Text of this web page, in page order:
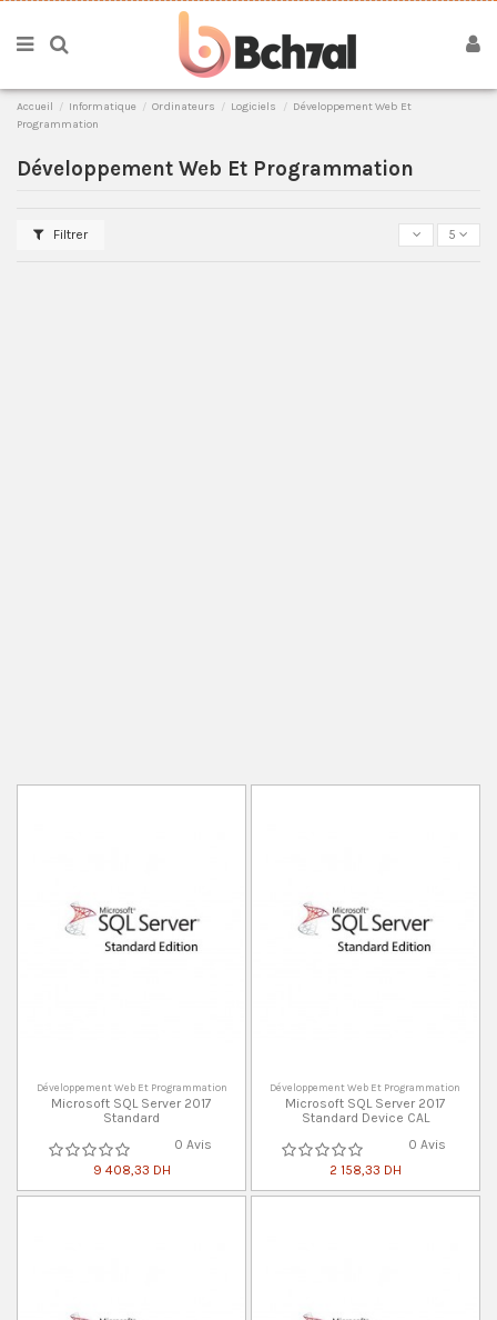
Accueil Informatique Ordinateurs Logiciels
Développement Web Et
Programmation
Développement Web Et Programmation
Filtrer 5
Développement Web Et Programmation
Microsoft SQL Server 2017
Standard
0 Avis
9 408,33 DH
Développement Web Et Programmation
Microsoft SQL Server 2017
Standard Device CAL
0 Avis
2 158,33 DH